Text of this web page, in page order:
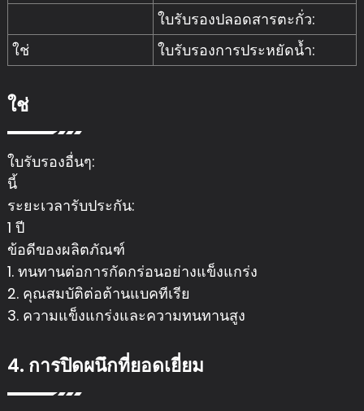
ใบรับรองปลอดสารตะกั่ว:
ใช่
ใบรับรองการประหยัดน้ำ:
ใช่
ใบรับรองอื่นๆ:
นี้
ระยะเวลารับประกัน:
1 ปี
ข้อดีของผลิตภัณฑ์
1. ทนทานต่อการกัดกร่อนอย่างแข็งแกร่ง
2. คุณสมบัติต่อต้านแบคทีเรีย
3. ความแข็งแกร่งและความทนทานสูง
4. การปิดผนึกที่ยอดเยี่ยม